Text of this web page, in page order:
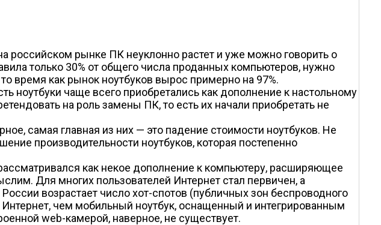
российском рынке ПК неуклонно растет и уже можно говорить о
только 30% от общего числа проданных компьютеров, нужно
время как рынок ноутбуков вырос примерно на 97%.
ноутбуки чаще всего приобретались как дополнение к настольному
на роль замены ПК, то есть их начали приобретать не
самая главная из них — это падение стоимости ноутбуков. Не
производительности ноутбуков, которая постепенно
как некое дополнение к компьютеру, расширяющее
Для многих пользователей Интернет стал первичен, а
возрастает число хот-спотов (публичных зон беспроводного
чем мобильный ноутбук, оснащенный и интегрированным
web-камерой, наверное, не существует.